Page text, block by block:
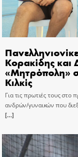
Κορακίδης και
«Μητρόπολη»
Κιλκίς
Για τις πρωτιές τους
ανδρών/γυναικών που
[…]